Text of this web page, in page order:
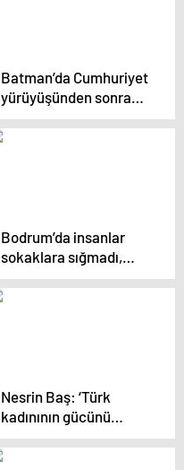
Batman’da Cumhuriyet
yürüyüşünden sonra
şüpheli paket paniği
Bodrum’da insanlar
sokaklara sığmadı,
meydanlarda adım
atacak yer kalmadı
Nesrin Baş: ‘Türk
kadınının gücünü
gösterdiğim için
mutluyum’